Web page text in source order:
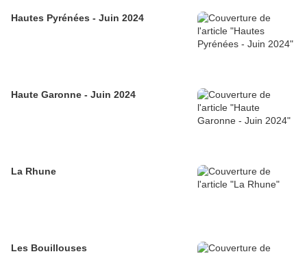
Hautes Pyrénées - Juin 2024
Haute Garonne - Juin 2024
La Rhune
Les Bouillouses